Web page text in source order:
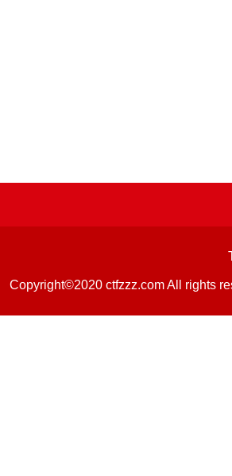
Copyright©2020 ctfzzz.com All rights